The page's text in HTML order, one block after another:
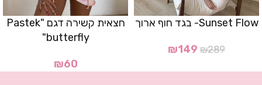
Sunset Flow- בגד חוף ארוך
₪289
₪149
חצאית קשירה דגם "Pastek
butterfly"
₪60